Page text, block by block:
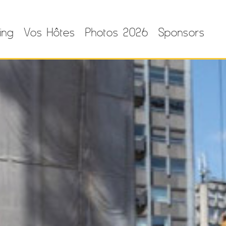
Vos Hôtes Photos 2026 Sponsors